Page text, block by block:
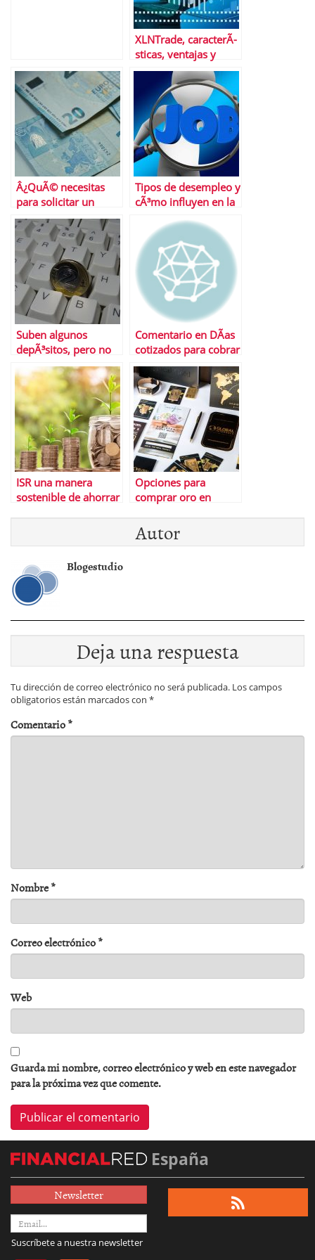
XLNTrade, caracterÃ­
sticas, ventajas y
desventajas del
brÃ³ker
Â¿QuÃ© necesitas
para solicitar un
prÃ©stamo personal?
Tipos de desempleo y
cÃ³mo influyen en la
Suben algunos
depÃ³sitos, pero no
todos ni todos los
plazos
Comentario en DÃ­as
cotizados para cobrar
el paro por Abdou
samb
ISR una manera
sostenible de ahorrar
Opciones para
comprar oro en
Autor
Blogestudio
Deja una respuesta
Tu dirección de correo electrónico no será publicada. Los campos
obligatorios están marcados con *
Comentario*
Nombre*
Correo electrónico*
Web
Guarda mi nombre, correo electrónico y web en este navegador
para la próxima vez que comente.
España
Newsletter
Suscríbete a nuestra newsletter